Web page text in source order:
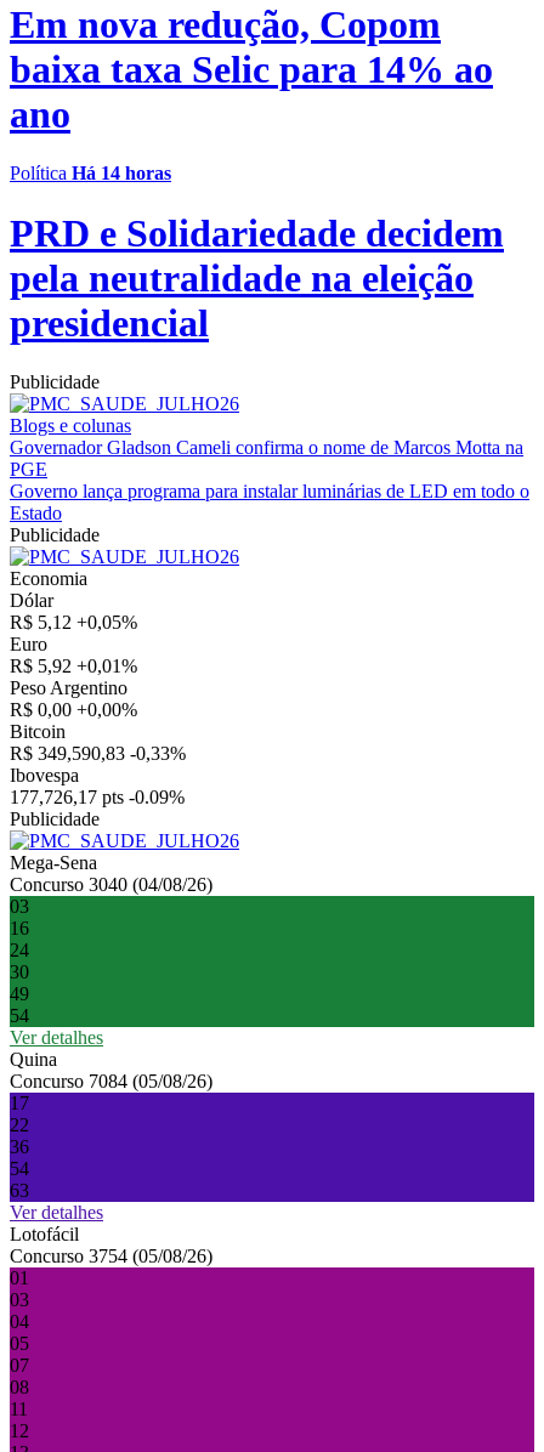
Em nova redução, Copom
baixa taxa Selic para 14% ao
ano
Política Há 14 horas
PRD e Solidariedade decidem
pela neutralidade na eleição
presidencial
Publicidade
Blogs e colunas
Governador Gladson Cameli confirma o nome de Marcos Motta na
PGE
Governo lança programa para instalar luminárias de LED em todo o
Estado
Publicidade
Economia
Dólar
R$ 5,12 +0,05%
Euro
R$ 5,92 +0,01%
Peso Argentino
R$ 0,00 +0,00%
Bitcoin
R$ 349,590,83 -0,33%
Ibovespa
177,726,17 pts -0.09%
Publicidade
Mega-Sena
Concurso 3040 (04/08/26)
03
16
24
30
49
54
Ver detalhes
Quina
Concurso 7084 (05/08/26)
17
22
36
54
63
Ver detalhes
Lotofácil
Concurso 3754 (05/08/26)
01
03
04
05
07
08
11
12